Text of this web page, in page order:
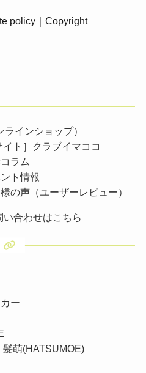
policy Copyright
インショップ）
イト］クラブイマココ
ラム
ト情報
の声（ユーザーレビュー）
合わせはこちら
ー
萌(HATSUMOE)